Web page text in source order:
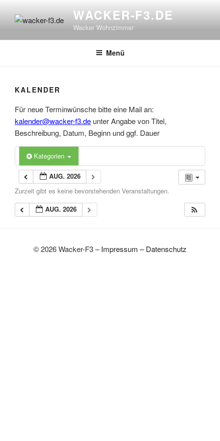
Inhalt
WACKER-F3.DE
Wacker Wohnzimmer
Menü
KALENDER
Für neue Terminwünsche bitte eine Mail an:
kalender@wacker-f3.de unter Angabe von Titel,
Beschreibung, Datum, Beginn und ggf. Dauer
Kategorien
AUG. 2026
Zurzeit gibt es keine bevorstehenden Veranstaltungen.
AUG. 2026
© 2026 Wacker-F3 –Impressum –Datenschutz